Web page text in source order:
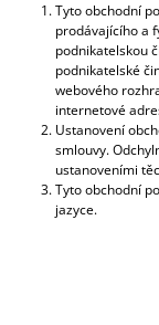
Tyto obchodní
prodávajícího a
podnikatelskou
podnikatelské
webového
internetové
Ustanovení
smlouvy.
ustanoveními
Tyto obchodní
jazyce.
JÍDELNÍ
VOZÍK
AIRPORT
19